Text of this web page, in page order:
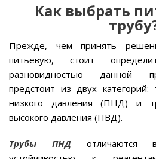
Как выбрать
Прежде, чем принять
питьевую, стоит
разновидностью данной
предстоит из двух категорий:
низкого давления (ПНД) и
высокого давления (ПВД).
Трубы ПНДотличаются